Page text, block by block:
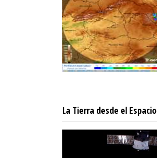
La Tierra desde el Espacio